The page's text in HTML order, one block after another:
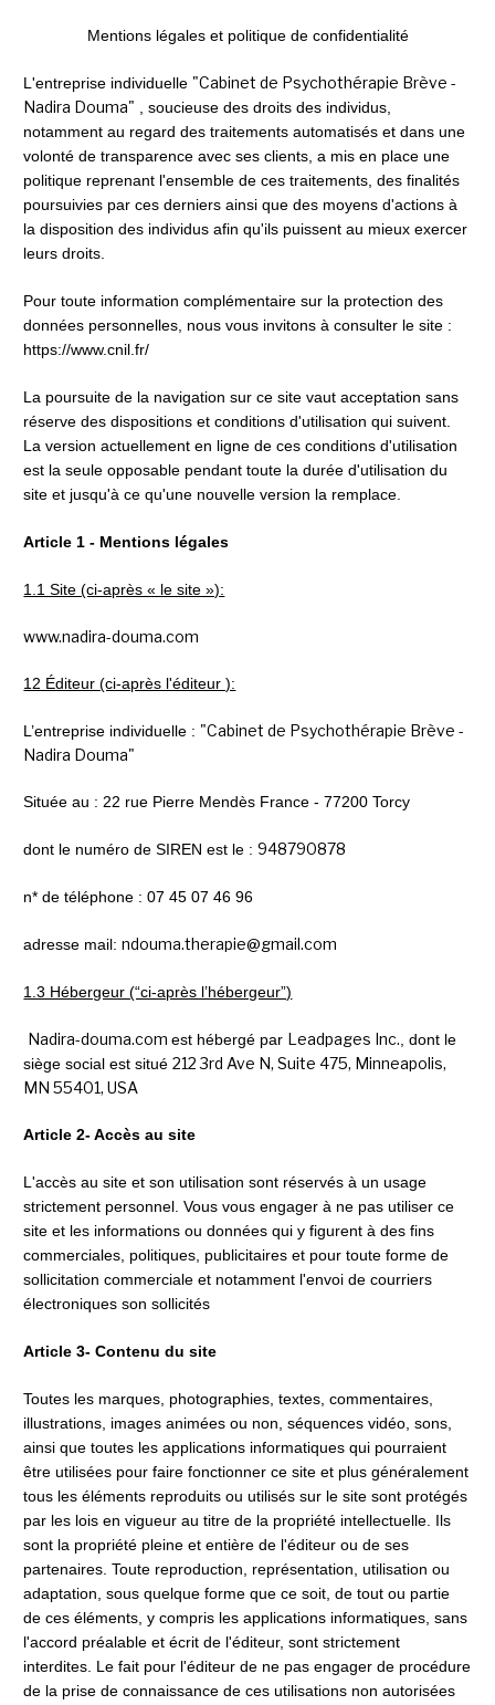
Mentions légales et politique de confidentialité
L'entreprise individuelle "Cabinet de Psychothérapie Brève -
Nadira Douma" , soucieuse des droits des individus,
notamment au regard des traitements automatisés et dans une
volonté de transparence avec ses clients, a mis en place une
politique reprenant l'ensemble de ces traitements, des finalités
poursuivies par ces derniers ainsi que des moyens d'actions à
la disposition des individus afin qu'ils puissent au mieux exercer
leurs droits.
Pour toute information complémentaire sur la protection des
données personnelles, nous vous invitons à consulter le site :
https://www.cnil.fr/
La poursuite de la navigation sur ce site vaut acceptation sans
réserve des dispositions et conditions d'utilisation qui suivent.
La version actuellement en ligne de ces conditions d'utilisation
est la seule opposable pendant toute la durée d'utilisation du
site et jusqu'à ce qu'une nouvelle version la remplace.
Article 1 - Mentions légales
1.1 Site (ci-après « le site »):
www.nadira-douma.com
12 Éditeur (ci-après l'éditeur ):
L’entreprise individuelle : "Cabinet de Psychothérapie Brève -
Nadira Douma"
Située au : 22 rue Pierre Mendès France - 77200 Torcy
dont le numéro de SIREN est le : 948790878
n* de téléphone : 07 45 07 46 96
adresse mail: ndouma.therapie@gmail.com
1.3 Hébergeur (“ci-après l’hébergeur”)
Nadira-douma.com est hébergé par Leadpages Inc., dont le
siège social est situé 212 3rd Ave N, Suite 475, Minneapolis,
MN 55401, USA
Article 2- Accès au site
L'accès au site et son utilisation sont réservés à un usage
strictement personnel. Vous vous engager à ne pas utiliser ce
site et les informations ou données qui y figurent à des fins
commerciales, politiques, publicitaires et pour toute forme de
sollicitation commerciale et notamment l'envoi de courriers
électroniques son sollicités
Article 3- Contenu du site
Toutes les marques, photographies, textes, commentaires,
illustrations, images animées ou non, séquences vidéo, sons,
ainsi que toutes les applications informatiques qui pourraient
être utilisées pour faire fonctionner ce site et plus généralement
tous les éléments reproduits ou utilisés sur le site sont protégés
par les lois en vigueur au titre de la propriété intellectuelle. Ils
sont la propriété pleine et entière de l'éditeur ou de ses
partenaires. Toute reproduction, représentation, utilisation ou
adaptation, sous quelque forme que ce soit, de tout ou partie
de ces éléments, y compris les applications informatiques, sans
l'accord préalable et écrit de l'éditeur, sont strictement
interdites. Le fait pour l'éditeur de ne pas engager de procédure
de la prise de connaissance de ces utilisations non autorisées